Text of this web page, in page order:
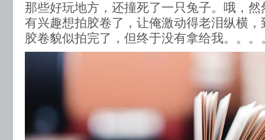
那些好玩地方，还撞死了一只兔子。哦，
有兴趣想拍胶卷了，让俺激动得老泪纵横
胶卷貌似拍完了，但终于没有拿给我。。。